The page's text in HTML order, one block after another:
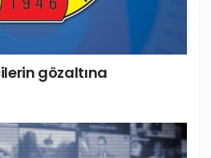
gözaltına